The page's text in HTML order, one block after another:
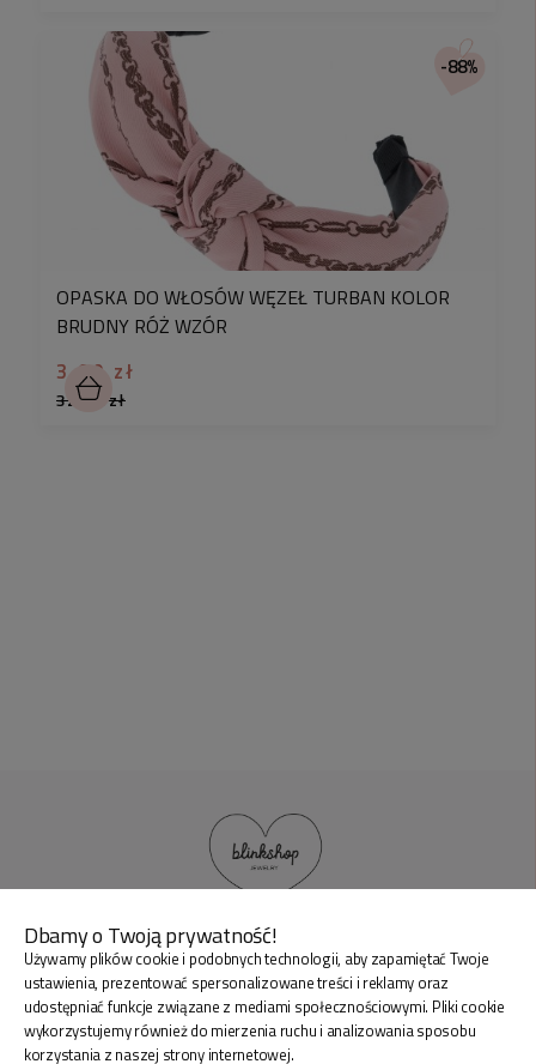
OPASKA DO WŁOSÓW WĘZEŁ TURBAN KOLOR
BRUDNY RÓŻ WZÓR
3,90 zł
32,90 zł
-88%
BLINK SHOP Joanna Pradellok, Dominów ul. Brylantowa
18 20-388 Lublin Polska
Dbamy o Twoją prywatność!
Używamy plików cookie i podobnych technologii, aby zapamiętać Twoje
ustawienia, prezentować spersonalizowane treści i reklamy oraz
udostępniać funkcje związane z mediami społecznościowymi. Pliki cookie
wykorzystujemy również do mierzenia ruchu i analizowania sposobu
korzystania z naszej strony internetowej.